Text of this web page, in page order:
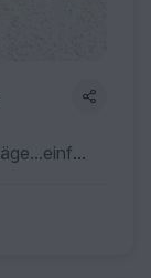
Meine HOLZ- Arbeiten mit der Stichsäge...einfach erklärt